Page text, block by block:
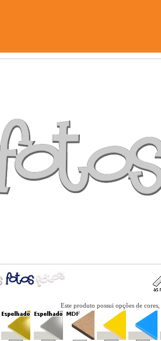
Este produto possui opções de cores,